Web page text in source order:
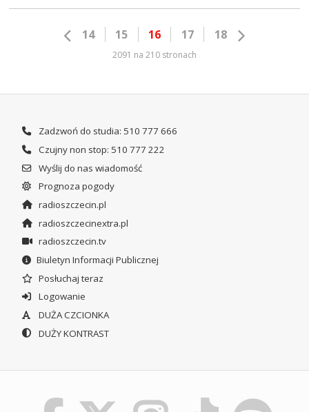
14 15 16 17 18
2091 na 210 stronach
Zadzwoń do studia: 510 777 666
Czujny non stop: 510 777 222
Wyślij do nas wiadomość
Prognoza pogody
radioszczecin.pl
radioszczecinextra.pl
radioszczecin.tv
Biuletyn Informacji Publicznej
Posłuchaj teraz
Logowanie
DUŻA CZCIONKA
DUŻY KONTRAST